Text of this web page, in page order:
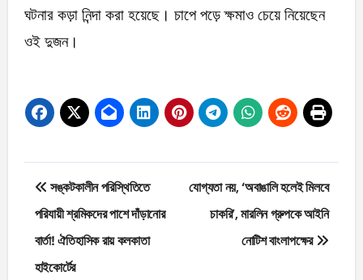
ঘটনার কড়া নিন্দা করা হয়েছে। চাপে পড়ে ক্ষমাও চেয়ে নিয়েছেন
ওই দুজন।
Post
navigation
সঙ্কটকালীন পরিস্থিতিতে
পরিযায়ী শ্রমিকদের পাশে দাঁড়ানোর
বার্তা! ঐতিহাসিক রায় কলকাতা
হাইকোর্টের
যোগ্যতা নয়, ‘অবাঙালি হলেই মিলবে
চাকরি’, মারলিন গ্রুপকে আইনি
নোটিশ বাংলাপক্ষের